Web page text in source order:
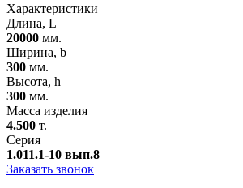
Характеристики
Длина, L
20000 мм.
Ширина, b
300 мм.
Высота, h
300 мм.
Масса изделия
4.500 т.
Серия
1.011.1-10 вып.8
Заказать звонок